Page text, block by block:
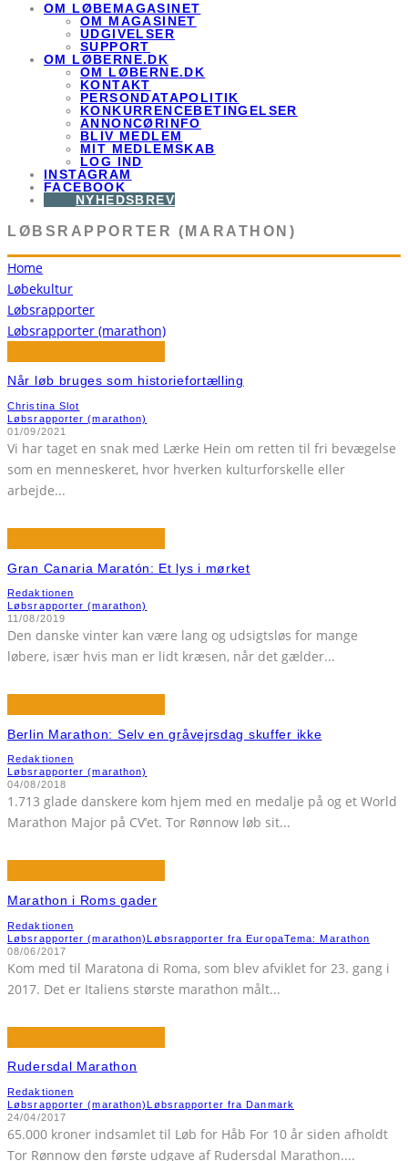
OM LØBEMAGASINET
OM MAGASINET
UDGIVELSER
SUPPORT
OM LØBERNE.DK
OM LØBERNE.DK
KONTAKT
PERSONDATAPOLITIK
KONKURRENCEBETINGELSER
ANNONCØRINFO
BLIV MEDLEM
MIT MEDLEMSKAB
LOG IND
INSTAGRAM
FACEBOOK
NYHEDSBREV
LØBSRAPPORTER (MARATHON)
Home
Løbekultur
Løbsrapporter
Løbsrapporter (marathon)
Når løb bruges som historiefortælling
Christina Slot
Løbsrapporter (marathon)
01/09/2021
Vi har taget en snak med Lærke Hein om retten til fri bevægelse
som en menneskeret, hvor hverken kulturforskelle eller
arbejde...
Gran Canaria Maratón: Et lys i mørket
Redaktionen
Løbsrapporter (marathon)
11/08/2019
Den danske vinter kan være lang og udsigtsløs for mange
løbere, især hvis man er lidt kræsen, når det gælder...
Berlin Marathon: Selv en gråvejrsdag skuffer ikke
Redaktionen
Løbsrapporter (marathon)
04/08/2018
1.713 glade danskere kom hjem med en medalje på og et World
Marathon Major på CV’et. Tor Rønnow løb sit...
Marathon i Roms gader
Redaktionen
Løbsrapporter (marathon)Løbsrapporter fra EuropaTema: Marathon
08/06/2017
Kom med til Maratona di Roma, som blev afviklet for 23. gang i
2017. Det er Italiens største marathon målt...
Rudersdal Marathon
Redaktionen
Løbsrapporter (marathon)Løbsrapporter fra Danmark
24/04/2017
65.000 kroner indsamlet til Løb for Håb For 10 år siden afholdt
Tor Rønnow den første udgave af Rudersdal Marathon....